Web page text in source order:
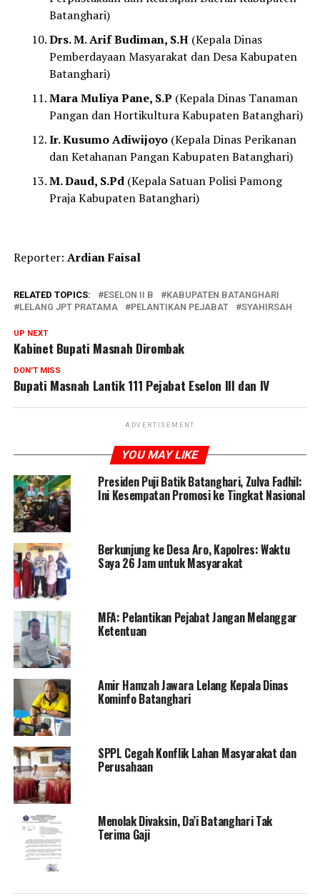
Batanghari)
Drs. M. Arif Budiman, S.H(Kepala Dinas
Pemberdayaan Masyarakat dan Desa Kabupaten
Batanghari)
Mara Muliya Pane, S.P (Kepala Dinas Tanaman
Pangan dan Hortikultura Kabupaten Batanghari)
Ir. Kusumo Adiwijoyo(Kepala Dinas Perikanan
dan Ketahanan Pangan Kabupaten Batanghari)
M. Daud, S.Pd(Kepala Satuan Polisi Pamong
Praja Kabupaten Batanghari)
Reporter: Ardian Faisal
RELATED TOPICS: ESELON II B
KABUPATEN BATANGHARI
LELANG JPT PRATAMA
PELANTIKAN PEJABAT SYAHIRSAH
UP NEXT
Kabinet Bupati Masnah Dirombak
DON'T MISS
Bupati Masnah Lantik 111 Pejabat Eselon III dan IV
ADVERTISEMENT
YOU MAY LIKE
Presiden Puji Batik Batanghari, Zulva Fadhil:
Ini Kesempatan Promosi ke Tingkat Nasional
Berkunjung ke Desa Aro, Kapolres: Waktu
Saya 26 Jam untuk Masyarakat
MFA: Pelantikan Pejabat Jangan Melanggar
Ketentuan
Amir Hamzah Jawara Lelang Kepala Dinas
Kominfo Batanghari
SPPL Cegah Konflik Lahan Masyarakat dan
Perusahaan
Menolak Divaksin, Da’i Batanghari Tak
Terima Gaji